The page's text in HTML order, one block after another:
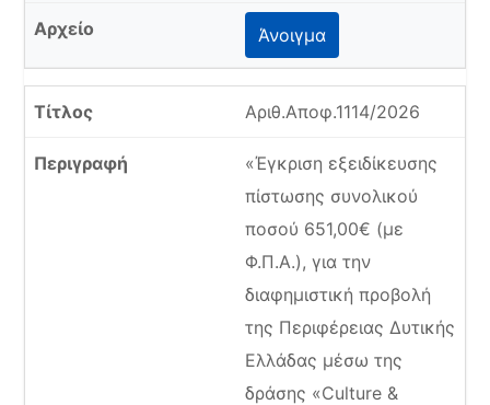
Άνοιγμα
Αριθ.Αποφ.1114/2026
«Έγκριση εξειδίκευσης
πίστωσης συνολικού
ποσού 651,00€ (με
Φ.Π.Α.), για την
διαφημιστική προβολή
της Περιφέρειας Δυτικής
Ελλάδας μέσω της
δράσης «Culture &